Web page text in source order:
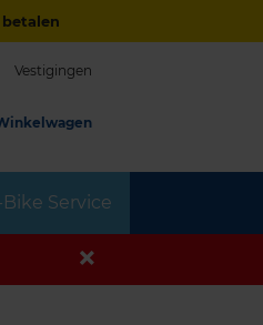
Bike Service
Vestigingen